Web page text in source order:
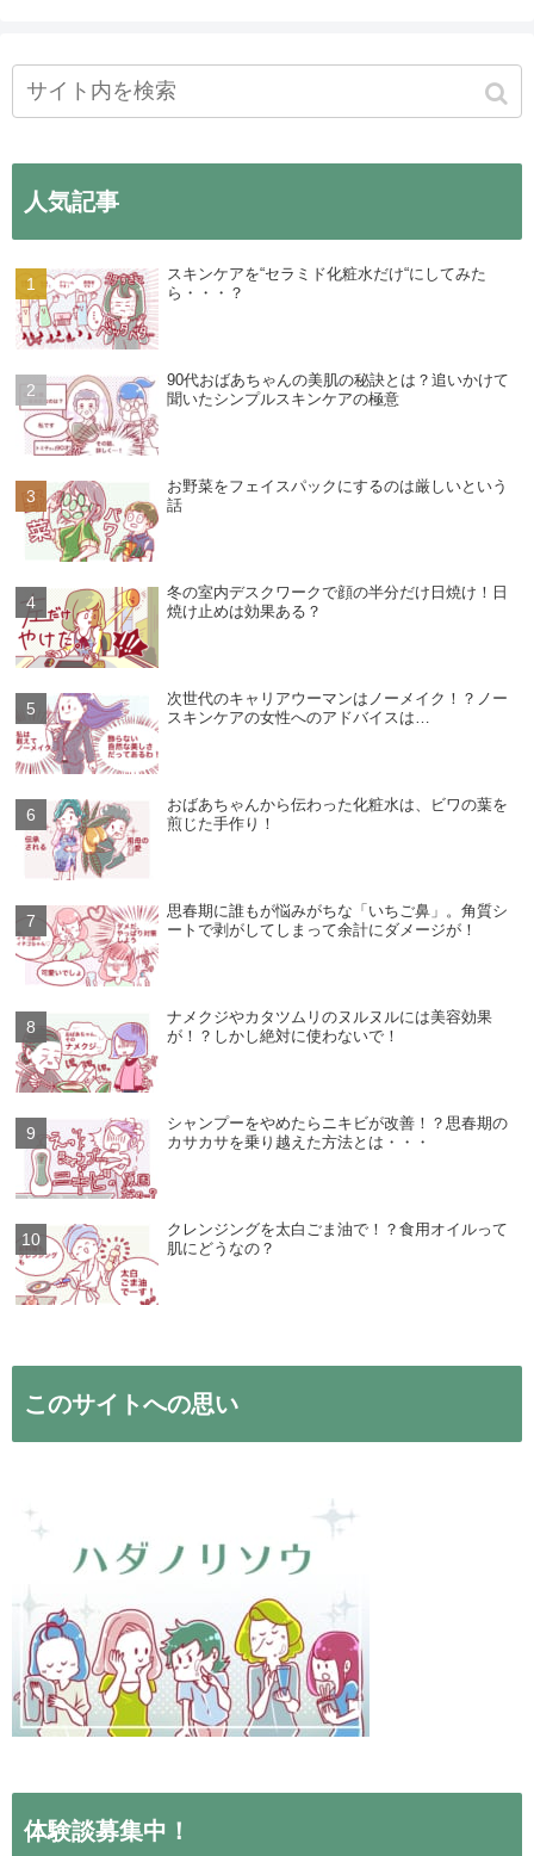
人気記事
スキンケアを“セラミド化粧水だけ“にしてみた
ら・・・？
90代おばあちゃんの美肌の秘訣とは？追いかけて
聞いたシンプルスキンケアの極意
お野菜をフェイスパックにするのは厳しいという
話
冬の室内デスクワークで顔の半分だけ日焼け！日
焼け止めは効果ある？
次世代のキャリアウーマンはノーメイク！？ノー
スキンケアの女性へのアドバイスは…
おばあちゃんから伝わった化粧水は、ビワの葉を
煎じた手作り！
思春期に誰もが悩みがちな「いちご鼻」。角質シ
ートで剥がしてしまって余計にダメージが！
ナメクジやカタツムリのヌルヌルには美容効果
が！？しかし絶対に使わないで！
シャンプーをやめたらニキビが改善！？思春期の
カサカサを乗り越えた方法とは・・・
クレンジングを太白ごま油で！？食用オイルって
肌にどうなの？
このサイトへの思い
体験談募集中！